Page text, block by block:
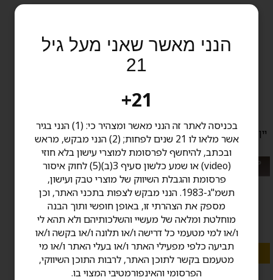
יין לבן רקאנטי פרנץ' בלנד 2024
Recanati
מבצע: קנה אלכוהול ב 500 ש"ח ומעלה
קבל 5% הנחה
750 מ"ל
12.5 שח ל 100 מ''ל
בחר כמות:
הוסף לעגלה
הנני מאשר שאני מעל גיל
21
21+
בכניסה לאתר זה הנני מאשר ומצהיר כי: (1) הנני בגיר
אשר מלאו לו 21 שנים לפחות; (2) הנני מבקש, מראש
ובכתב, להיחשף לפרסומת למוצרי עישון בלא חוזי
(video) או שמע כלשון סעיף 3(ב)(5) לחוק איסור
פרסומת והגבלת השיווק של מוצרי טבק ועישון,
תשמ"ג-1983. הנני מבקש לצפות בתכני האתר, וכן
מספק את הצהרתי זו, באופן חופשי ותוך הבנה
מוחלטת ומלאה של מעשיי והשלכותיהם ולא תהא לי
ו/או למי מטעמי כל דרישה ו/או תלונה ו/או בקשה ו/או
תביעה כלפי מפעילי האתר ו/או בעלי האתר ו/או מי
מטעמם בקשר לתוכן האתר, לרבות התוכן השיווקי,
הפרסומי והאינפורמטיבי המצוי בו.